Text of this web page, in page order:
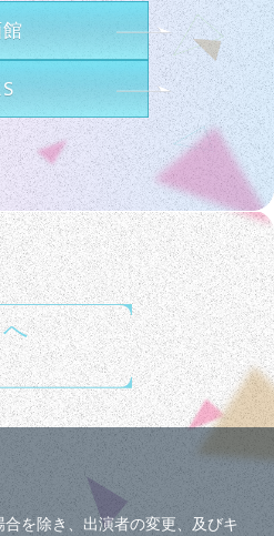
合を除き、出演者の変更、及びキ